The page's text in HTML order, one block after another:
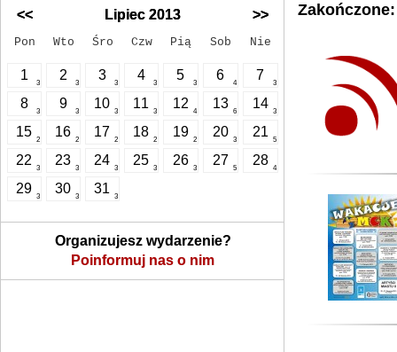
<< Lipiec 2013 >>
Pon Wto Śro Czw Pią Sob Nie
1
3
2
3
3
3
4
3
5
3
6
4
7
3
8
3
9
3
10
3
11
3
12
4
13
6
14
3
15
2
16
2
17
2
18
2
19
2
20
3
21
5
22
3
23
3
24
3
25
3
26
3
27
5
28
4
29
3
30
3
31
3
Organizujesz wydarzenie?
Poinformuj nas o nim
Zakończone: